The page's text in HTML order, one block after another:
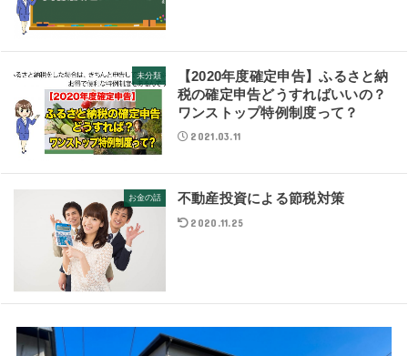
未分類
【2020年度確定申告】ふるさと納
税の確定申告どうすればいいの？
ワンストップ特例制度って？
2021.03.11
お金の話 不動産投資による節税対策
2020.11.25